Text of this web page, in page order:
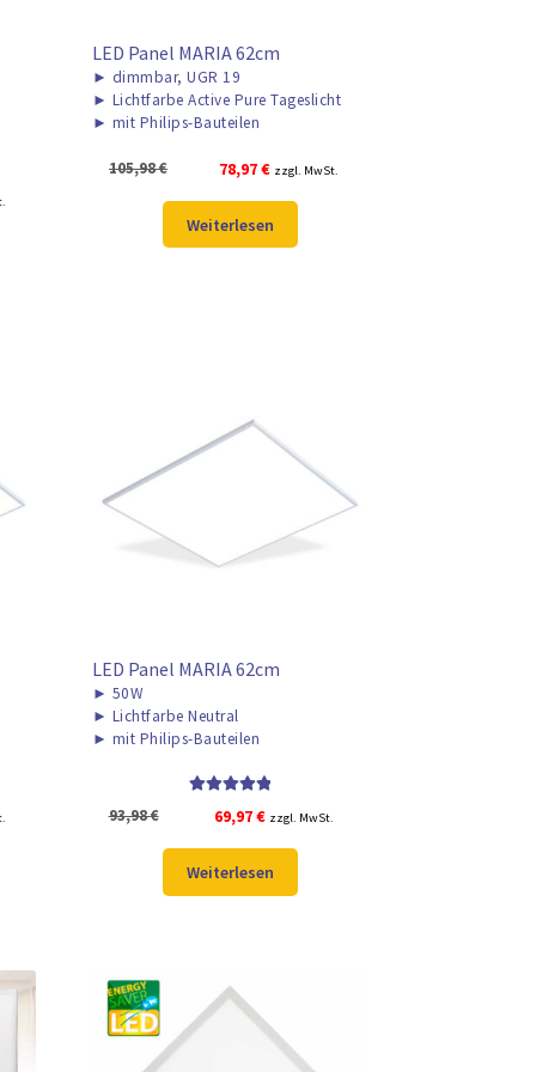
LED Panel MARIA 62cm
► dimmbar, UGR 19
► Lichtfarbe Active Pure Tageslicht
► mit Philips-Bauteilen
105,98€
Ursprünglicher
war:
105,98 €
78,97€Aktueller
ist:
78,97 €.
zzgl. MwSt.
Weiterlesen
LED Panel MARIA 62cm
► 50W
► Lichtfarbe Neutral
► mit Philips-Bauteilen
von 5
93,98€
Ursprünglicher
war:
93,98 €
69,97€Aktueller
ist:
69,97 €.
zzgl. MwSt.
Weiterlesen